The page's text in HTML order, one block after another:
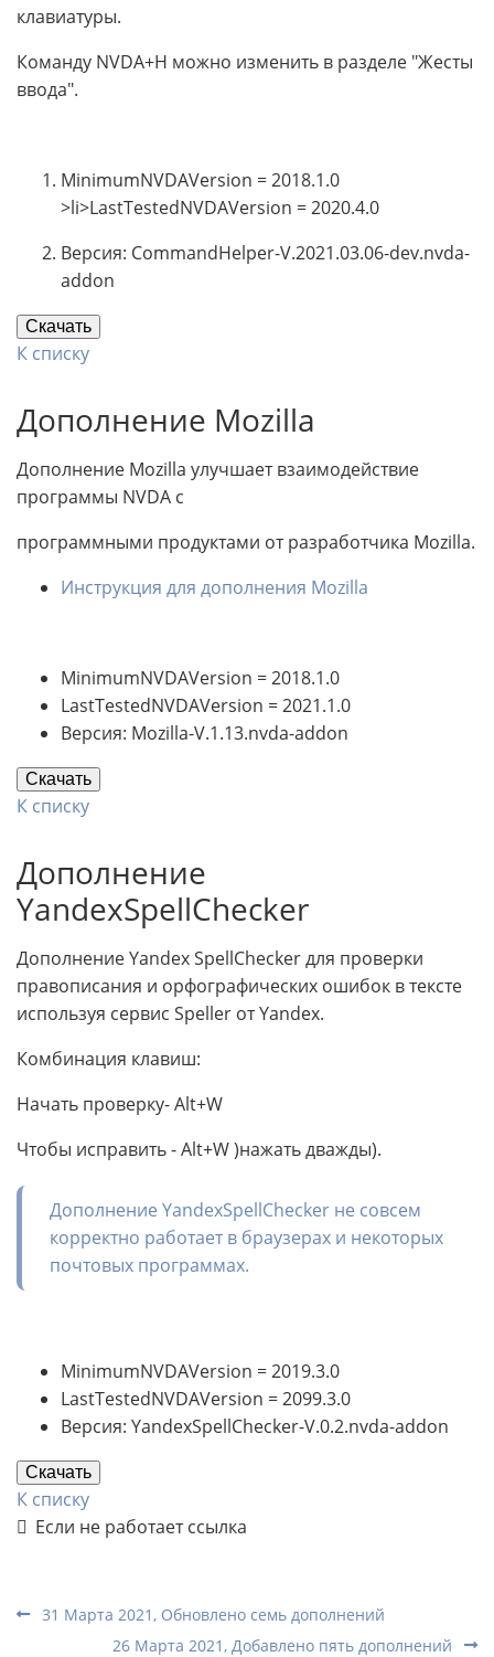
клавиатуры.
Команду NVDA+H можно изменить в разделе "Жесты
ввода".
MinimumNVDAVersion = 2018.1.0
>li>LastTestedNVDAVersion = 2020.4.0
Версия: CommandHelper-V.2021.03.06-dev.nvda-
addon
Скачать
К списку
Дополнение Mozilla
Дополнение Mozilla улучшает взаимодействие
программы NVDA с
программными продуктами от разработчика Mozilla.
Инструкция для дополнения Mozilla
MinimumNVDAVersion = 2018.1.0
LastTestedNVDAVersion = 2021.1.0
Версия: Mozilla-V.1.13.nvda-addon
Скачать
К списку
Дополнение
YandexSpellChecker
Дополнение Yandex SpellChecker для проверки
правописания и орфографических ошибок в тексте
используя сервис Speller от Yandex.
Комбинация клавиш:
Начать проверку- Alt+W
Чтобы исправить - Alt+W )нажать дважды).
Дополнение YandexSpellChecker не совсем
корректно работает в браузерах и некоторых
почтовых программах.
MinimumNVDAVersion = 2019.3.0
LastTestedNVDAVersion = 2099.3.0
Версия: YandexSpellChecker-V.0.2.nvda-addon
Скачать
К списку
Если не работает ссылка
31 Марта 2021, Обновлено семь дополнений
26 Марта 2021, Добавлено пять дополнений